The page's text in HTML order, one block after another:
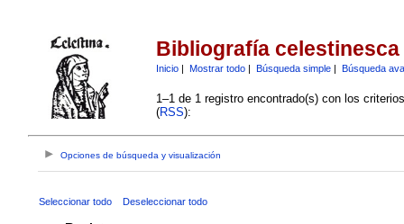
Bibliografía celestinesca
Inicio| Mostrar todo| Búsqueda simple| Búsqueda
1–1 de 1 registro encontrado(s) con los
(RSS):
Opciones de búsqueda y visualización
Seleccionar todo Deseleccionar todo